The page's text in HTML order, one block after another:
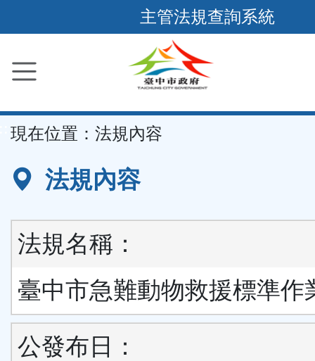
到
要
容
區
主管法規查詢系統
現在位置： 法規內容
法規內容
法規名稱：
臺中市急難動物救援標準作
公發布日：